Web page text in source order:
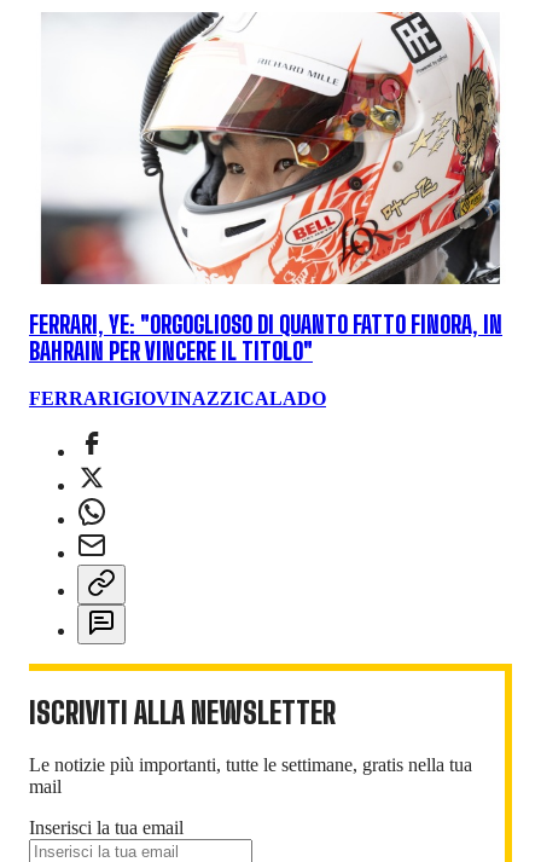
FERRARI, YE: "ORGOGLIOSO DI QUANTO FATTO FINORA, IN
BAHRAIN PER VINCERE IL TITOLO"
FERRARIGIOVINAZZICALADO
ISCRIVITI ALLA NEWSLETTER
Le notizie più importanti, tutte le settimane, gratis nella tua
mail
Inserisci la tua email